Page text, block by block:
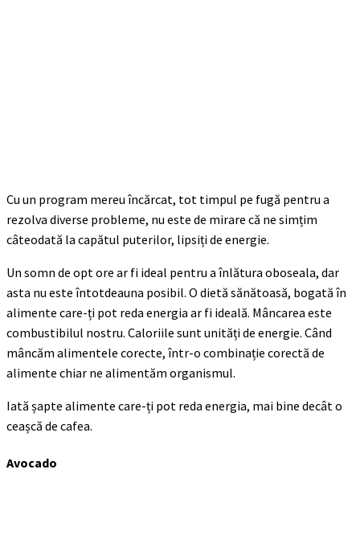
Cu un program mereu încărcat, tot timpul pe fugă pentru a
rezolva diverse probleme, nu este de mirare că ne simțim
câteodată la capătul puterilor, lipsiți de energie.
Un somn de opt ore ar fi ideal pentru a înlătura oboseala, dar
asta nu este întotdeauna posibil. O dietă sănătoasă, bogată în
alimente care-ți pot reda energia ar fi ideală. Mâncarea este
combustibilul nostru. Caloriile sunt unități de energie. Când
mâncăm alimentele corecte, într-o combinație corectă de
alimente chiar ne alimentăm organismul.
Iată șapte alimente care-ți pot reda energia, mai bine decât o
ceașcă de cafea.
Avocado